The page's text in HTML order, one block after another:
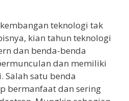
teknologi tak
kian tahun teknologi
dan benda-benda
dan memiliki
Salah satu benda
bermanfaat dan sering